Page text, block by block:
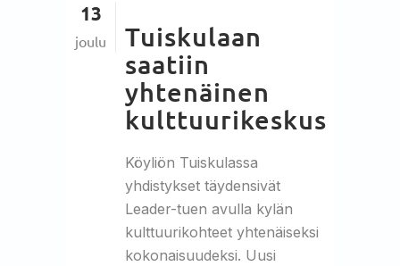
13
joulu
Tuiskulaan
saatiin
yhtenäinen
kulttuurikeskus
Köyliön Tuiskulassa
yhdistykset täydensivät
Leader-tuen avulla kylän
kulttuurikohteet yhtenäiseksi
kokonaisuudeksi. Uusi